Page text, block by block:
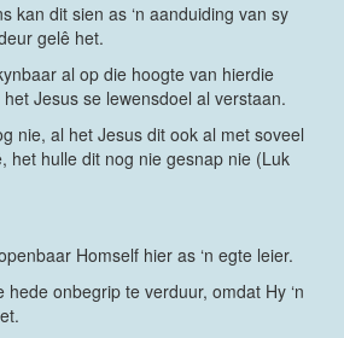
kan dit sien as ‘n aanduiding van sy
gelê het.
al op die hoogte van hierdie
Jesus se lewensdoel al verstaan.
nie, al het Jesus dit ook al met soveel
het hulle dit nog nie gesnap nie (Luk
Homself hier as ‘n egte leier.
hede onbegrip te verduur, omdat Hy ‘n